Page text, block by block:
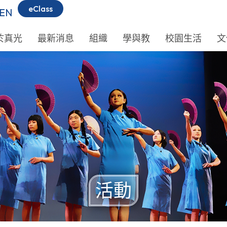
eClass
真光 最新消息 組織 學與教 校園生活
活動